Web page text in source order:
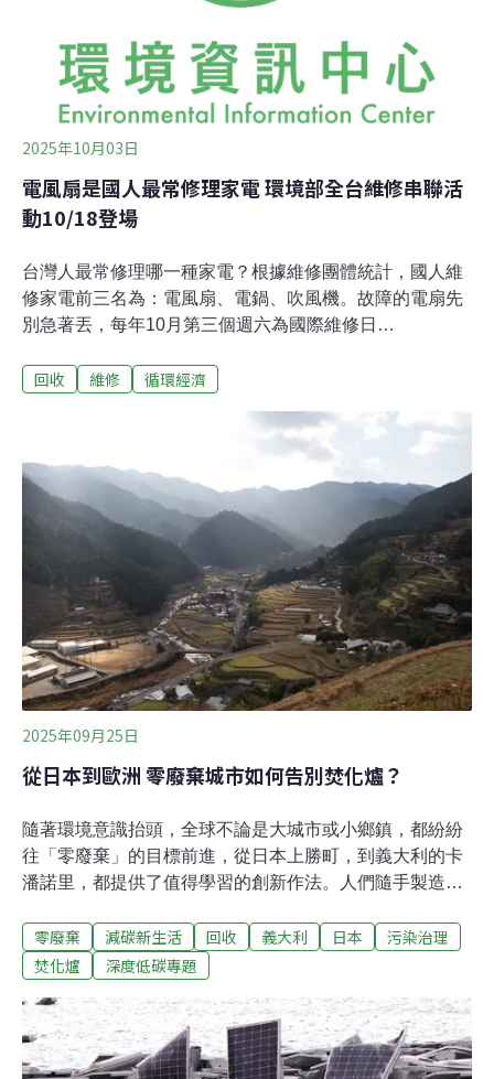
填充的調味品，或更易於管理的替代品來取代，其淘汰將
直接減少進入廢棄物系統的一次性
2025年10月03日
電風扇是國人最常修理家電 環境部全台維修串聯活
動10/18登場
台灣人最常修理哪一種家電？根據維修團體統計，國人維
修家電前三名為：電風扇、電鍋、吹風機。故障的電扇先
別急著丟，每年10月第三個週六為國際維修日
日，將於本月18～19日在台北市「一碼村」舉辦維修日活
體響應環境部今（3）日召開「惜物．惜福 國際維修日推
廣記者會」，環境部次長兼任財團法人環境資源研究發展
基金會董事長葉俊宏指出，維修是「減廢、減碳」最省
錢、最有效、最簡單的方法。記者會上，維修團體也公布
了台灣人最常維修小家電排行榜。第一名為電風扇，第二
名至第10名依序是：電鍋、吹風機、CD/收錄音機、快煮
壺/鍋、檯燈/燈具、微波爐、烤箱/食物烘烤機、果汁機/攪
拌機、玩具。本（10）月18～19日，環境部將以「台灣維
修日～全台大串聯」為主軸，於台北市一碼村辦理全台維
修社團響應
回收 維修 循環經濟
2025年09月25日
從日本到歐洲 零廢棄城市如何告別焚化爐？
隨著環境意識抬頭，全球不論是大城市或小鄉鎮，都紛紛
往「零廢棄」的目標前進，從日本上勝町，到義大利的卡
潘諾里，都提供了值得學習的創新作法。人們隨手製造的
掩埋場占全球甲烷排放量的11%。聯合國也表示，廢棄物
加劇了氣候變遷、生物多樣性喪失，與自然破壞這三大危
氣體排放源。因此，零廢棄已然成為全球城市努力的重大
目標。非營利組織「零廢棄歐洲」（Zero Waste
Europe）指出，歐洲有480個地方政府承諾實現零廢棄的
零廢棄 減碳新生活 回收 義大利 日本
污染治理
焚化爐
深度低碳專題